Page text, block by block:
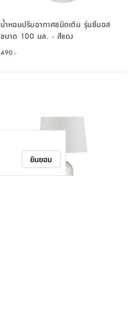
น้ำหอมปรับอากาศชนิดเติม รุ่นซีมอส
ขนาด 100 มล. - สีแดง
490.-
ยินยอม